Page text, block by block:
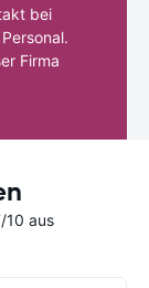
bei
Firma
10 aus